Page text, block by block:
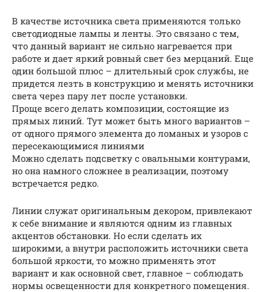
В качестве источника света применяются только
светодиодные лампы и ленты. Это связано с тем,
что данный вариант не сильно нагревается при
работе и дает яркий ровный свет без мерцаний. Еще
один большой плюс – длительный срок службы, не
придется лезть в конструкцию и менять источники
света через пару лет после установки.
Проще всего делать композиции, состоящие из
прямых линий. Тут может быть много вариантов –
от одного прямого элемента до ломаных и узоров с
пересекающимися линиями
Можно сделать подсветку с овальными контурами,
но она намного сложнее в реализации, поэтому
встречается редко.
Линии служат оригинальным декором, привлекают
к себе внимание и являются одним из главных
акцентов обстановки. Но если сделать их
широкими, а внутри расположить источники света
большой яркости, то можно применять этот
вариант и как основной свет, главное – соблюдать
нормы освещенности для конкретного помещения.